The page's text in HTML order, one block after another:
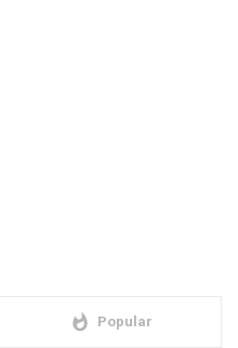
whatshot Popular